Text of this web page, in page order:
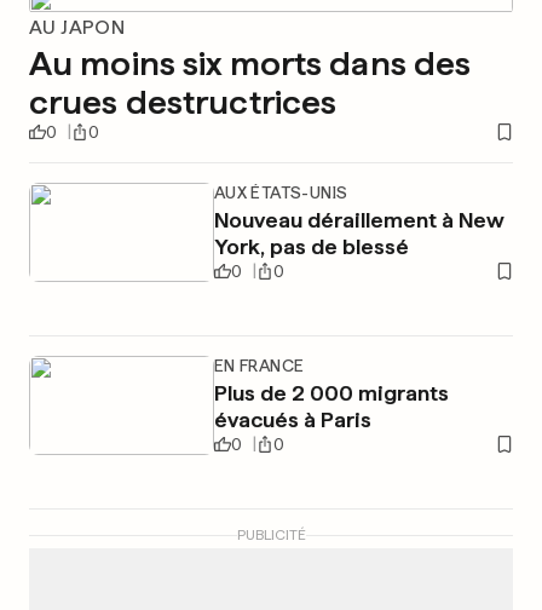
AU JAPON
Au moins six morts dans des
crues destructrices
0 0
AUX ÉTATS-UNIS
Nouveau déraillement à New
York, pas de blessé
0 0
EN FRANCE
Plus de 2 000 migrants
évacués à Paris
0 0
PUBLICITÉ